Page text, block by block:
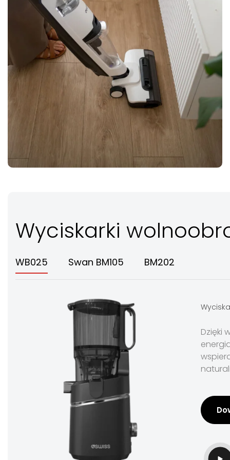
Wyciskarki
WB025 Swan BM105 BM202
Dzięki